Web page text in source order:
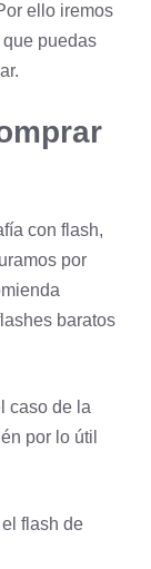
ello iremos
puedas
con flash,
por
baratos
caso de la
por lo útil
flash de